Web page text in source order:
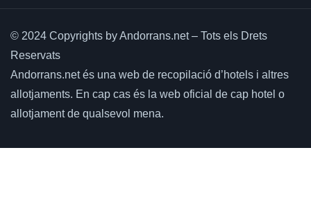
© 2024 Copyrights by Andorrans.net – Tots els Drets
Reservats
Andorrans.net és una web de recopilació d’hotels i altres
allotjaments. En cap cas és la web oficial de cap hotel o
allotjament de qualsevol mena.